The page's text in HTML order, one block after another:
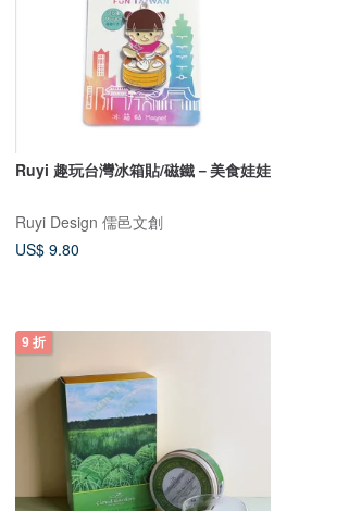
Ruyi 趣玩台灣冰箱貼/磁鐵－美食娃娃
Ruyi Design 儒邑文創
US$ 9.80
9 折